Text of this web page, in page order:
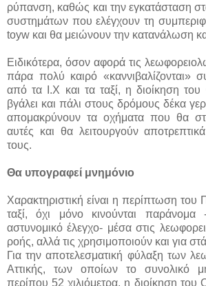
ρύπανση, καθώς και την εγκατάσταση
συστημάτων που ελέγχουν τη
toyw και θα μειώνουν την κατανάλωση
Ειδικότερα, όσον αφορά τις
πάρα πολύ καιρό «καννιβαλίζονται»
από τα Ι.Χ και τα ταξί, η διοίκηση
βγάλει και πάλι στους δρόμους δέκα
απομακρύνουν τα οχήματα που θα
αυτές και θα λειτουργούν
τους.
Θα υπογραφεί μνημόνιο
Χαρακτηριστική είναι η περίπτωση του
ταξί, όχι μόνο κινούνται παράνομα
αστυνομικό έλεγχο- μέσα στις
ροής, αλλά τις χρησιμοποιούν και για
Για την αποτελεσματική φύλαξη των
Αττικής, των οποίων το συνολικό
περίπου 52 χιλιόμετρα, η διοίκηση του